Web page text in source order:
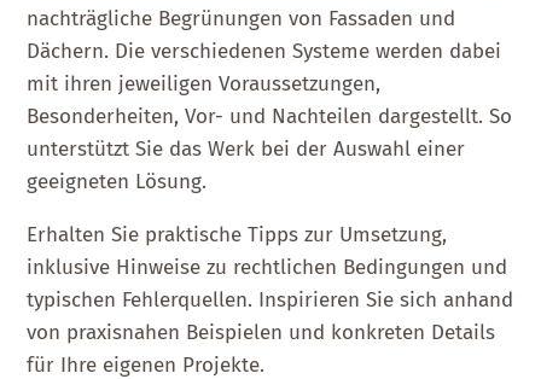
nachträgliche Begrünungen von Fassaden und
Dächern. Die verschiedenen Systeme werden dabei
mit ihren jeweiligen Voraussetzungen,
Besonderheiten, Vor- und Nachteilen dargestellt. So
unterstützt Sie das Werk bei der Auswahl einer
geeigneten Lösung.
Erhalten Sie praktische Tipps zur Umsetzung,
inklusive Hinweise zu rechtlichen Bedingungen und
typischen Fehlerquellen. Inspirieren Sie sich anhand
von praxisnahen Beispielen und konkreten Details
für Ihre eigenen Projekte.